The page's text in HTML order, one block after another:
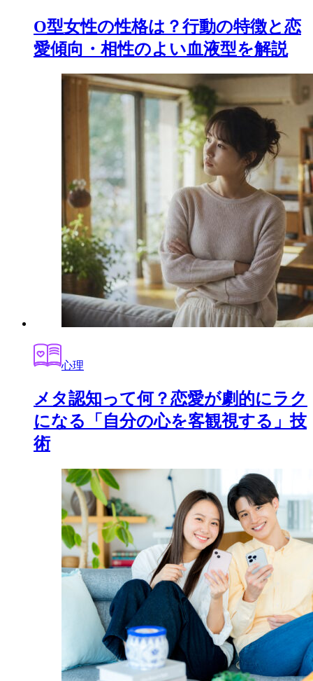
O型女性の性格は？行動の特徴と恋
愛傾向・相性のよい血液型を解説
心理
メタ認知って何？恋愛が劇的にラク
になる「自分の心を客観視する」技
術